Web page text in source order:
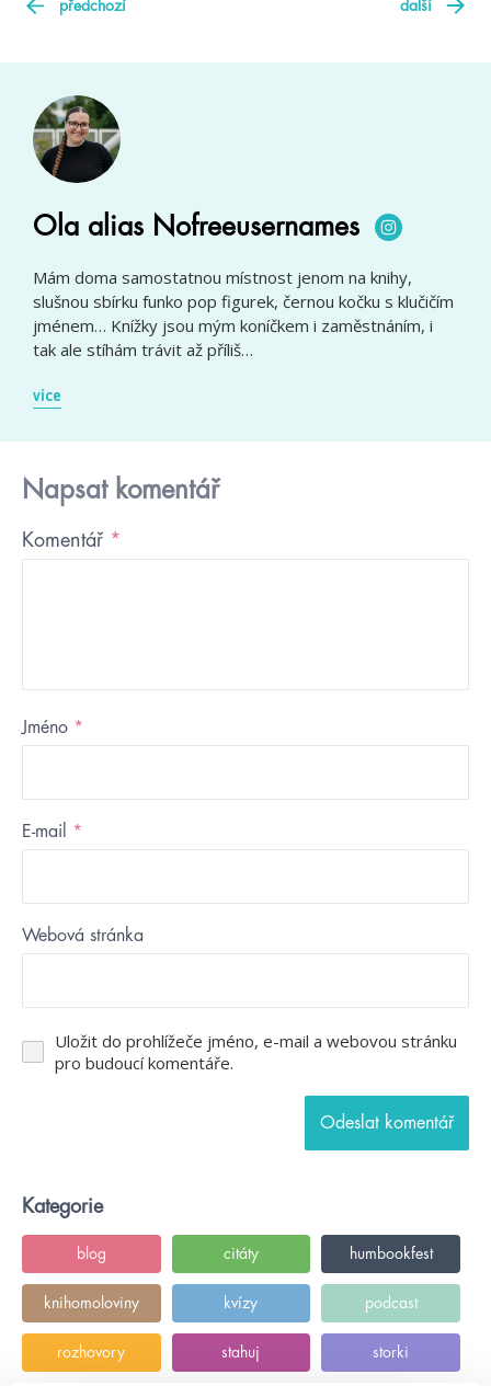
předchozí další
Ola alias Nofreeusernames
Mám doma samostatnou místnost jenom na knihy,
slušnou sbírku funko pop figurek, černou kočku s klučičím
jménem… Knížky jsou mým koníčkem i zaměstnáním, i
tak ale stíhám trávit až příliš…
více
Napsat komentář
Komentář *
Jméno *
E-mail *
Webová stránka
Uložit do prohlížeče jméno, e-mail a webovou stránku
pro budoucí komentáře.
Kategorie
blog citáty humbookfest
knihomoloviny kvízy podcast
rozhovory stahuj storki